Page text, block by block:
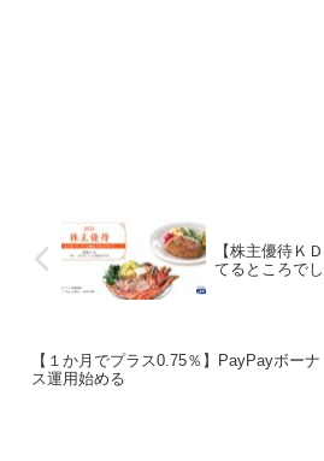
【株主優待Ｋ
てるところで
【１か月でプラス0.75％】PayPayボーナ
ス運用始める